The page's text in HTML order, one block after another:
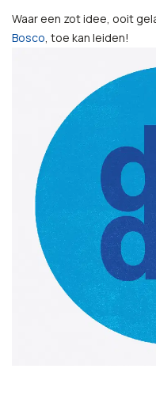
Waar een zot idee, ooit
Bosco, toe kan leiden!